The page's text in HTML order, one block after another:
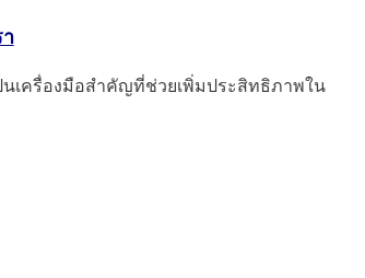
ป็นเครื่องมือสำคัญที่ช่วยเพิ่มประสิทธิภาพใน